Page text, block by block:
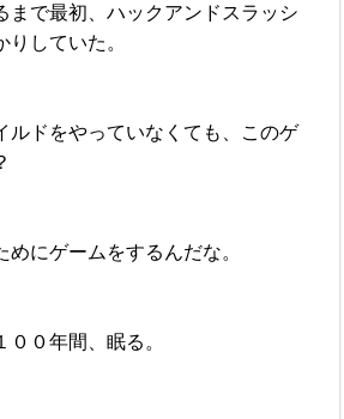
まで最初、ハックアンドスラッシ
りしていた。
ルドをやっていなくても、このゲ
めにゲームをするんだな。
００年間、眠る。